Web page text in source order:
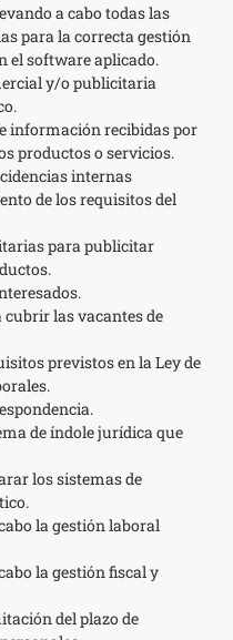
a cabo todas las
para la correcta gestión
el software aplicado.
y/o publicitaria
información recibidas por
productos o servicios.
internas
de los requisitos del
para publicitar
cubrir las vacantes de
previstos en la Ley de
de índole jurídica que
los sistemas de
la gestión laboral
la gestión fiscal y
del plazo de